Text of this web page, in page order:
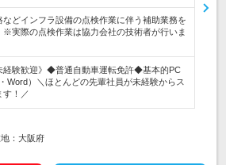
などインフラ設備の点検作業に伴う補助業務を
※実際の点検作業は協力会社の技術者が行いま
経験歓迎》◆普通自動車運転免許◆基本的PC
Word）＼ほとんどの先輩社員が未経験からス
す！／
：大阪府